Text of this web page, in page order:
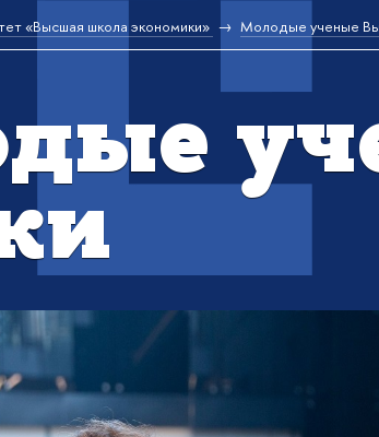
«Высшая школа экономики» Молодые ученые